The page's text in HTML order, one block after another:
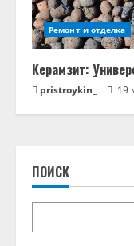
Ремонт и отделка
Керамзит:
pristroykin_ 19
ПОИСК